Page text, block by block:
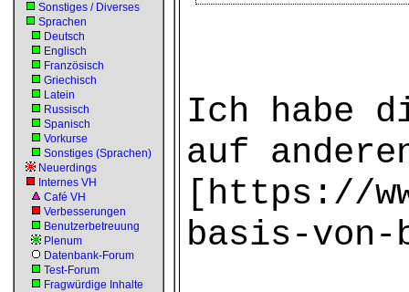
Sonstiges / Diverses
Sprachen
Deutsch
Englisch
Französisch
Griechisch
Latein
Russisch
Spanisch
Vorkurse
Sonstiges (Sprachen)
Neuerdings
Internes VH
Café VH
Verbesserungen
Benutzerbetreuung
Plenum
Datenbank-Forum
Test-Forum
Fragwürdige Inhalte
Ich habe
auf
[https://
basis-